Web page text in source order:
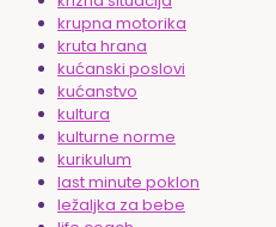
krupna motorika
kruta hrana
kućanski poslovi
kućanstvo
kultura
kulturne norme
kurikulum
last minute poklon
ležaljka za bebe